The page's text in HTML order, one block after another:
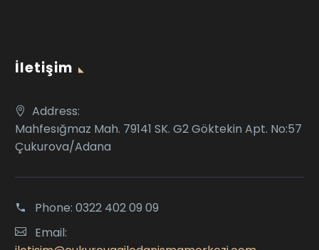
İletişim
Address:
Mahfesığmaz Mah. 79141 SK. G2 Göktekin Apt. No:57
Çukurova/Adana
Phone: 0322 402 09 09
Email: